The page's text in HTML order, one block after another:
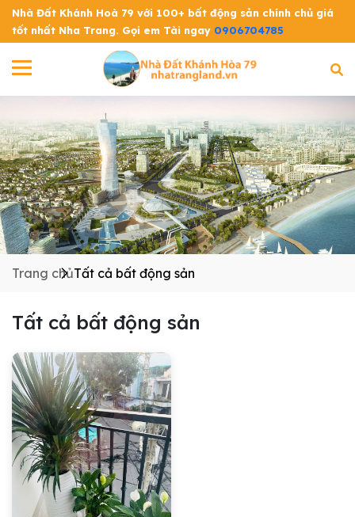
Nhà Đất Khánh Hoà 79 với 100+ bất động sản chính chủ giá
tốt nhất Nha Trang. Gọi em Tài ngay 0906704785
Trang chủTất cả bất động sản
Tất cả bất động sản